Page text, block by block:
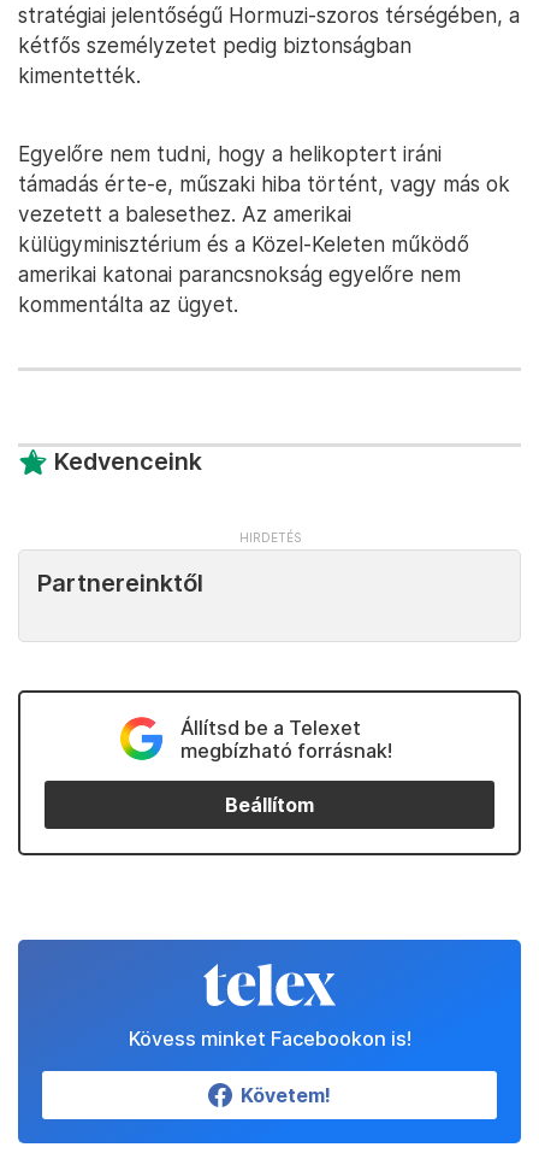
stratégiai jelentőségű Hormuzi-szoros térségében, a
kétfős személyzetet pedig biztonságban
kimentették.
Egyelőre nem tudni, hogy a helikoptert iráni
támadás érte-e, műszaki hiba történt, vagy más ok
vezetett a balesethez. Az amerikai
külügyminisztérium és a Közel-Keleten működő
amerikai katonai parancsnokság egyelőre nem
kommentálta az ügyet.
Kedvenceink
Partnereinktől
Állítsd be a Telexet
megbízható forrásnak!
Beállítom
Kövess minket Facebookon is!
Követem!